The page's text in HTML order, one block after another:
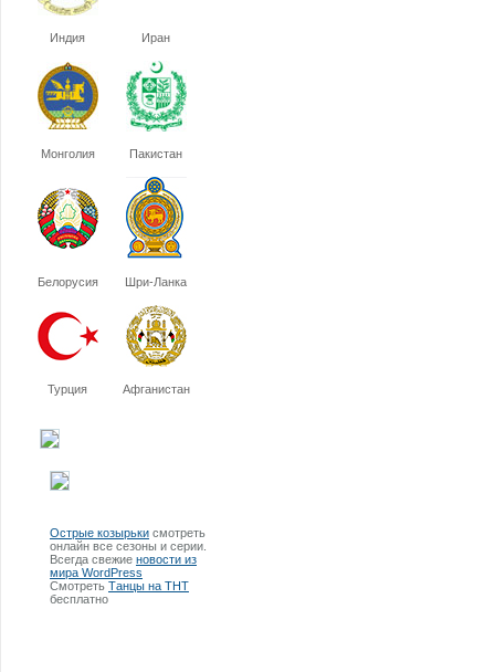
Индия Иран
Монголия Пакистан
Белорусия Шри-Ланка
Турция Афганистан
Острые козырьки смотреть
онлайн все сезоны и серии.
Всегда свежие новости из
мира WordPress
Смотреть Танцы на ТНТ
бесплатно